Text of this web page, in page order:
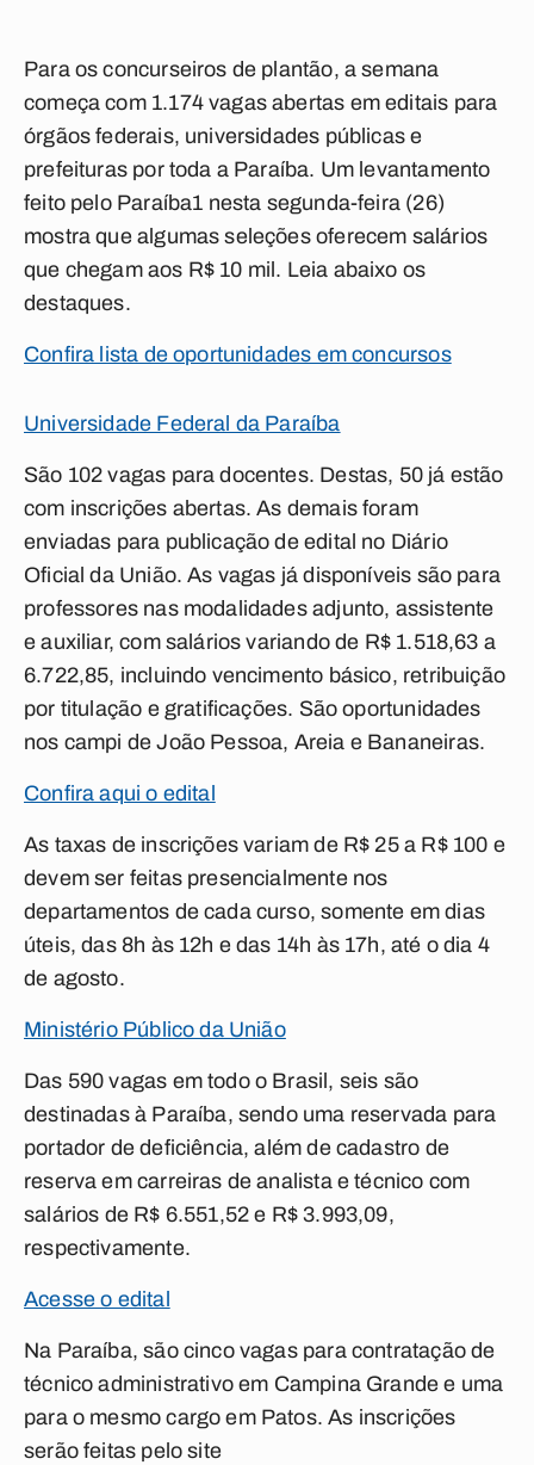
Para os concurseiros de plantão, a semana
começa com 1.174 vagas abertas em editais para
órgãos federais, universidades públicas e
prefeituras por toda a Paraíba. Um levantamento
feito pelo Paraíba1 nesta segunda-feira (26)
mostra que algumas seleções oferecem salários
que chegam aos R$ 10 mil. Leia abaixo os
destaques.
Confira lista de oportunidades em concursos
Universidade Federal da Paraíba
São 102 vagas para docentes. Destas, 50 já estão
com inscrições abertas. As demais foram
enviadas para publicação de edital no Diário
Oficial da União. As vagas já disponíveis são para
professores nas modalidades adjunto, assistente
e auxiliar, com salários variando de R$ 1.518,63 a
6.722,85, incluindo vencimento básico, retribuição
por titulação e gratificações. São oportunidades
nos campi de João Pessoa, Areia e Bananeiras.
Confira aqui o edital
As taxas de inscrições variam de R$ 25 a R$ 100 e
devem ser feitas presencialmente nos
departamentos de cada curso, somente em dias
úteis, das 8h às 12h e das 14h às 17h, até o dia 4
de agosto.
Ministério Público da União
Das 590 vagas em todo o Brasil, seis são
destinadas à Paraíba, sendo uma reservada para
portador de deficiência, além de cadastro de
reserva em carreiras de analista e técnico com
salários de R$ 6.551,52 e R$ 3.993,09,
respectivamente.
Acesse o edital
Na Paraíba, são cinco vagas para contratação de
técnico administrativo em Campina Grande e uma
para o mesmo cargo em Patos. As inscrições
serão feitas pelo site